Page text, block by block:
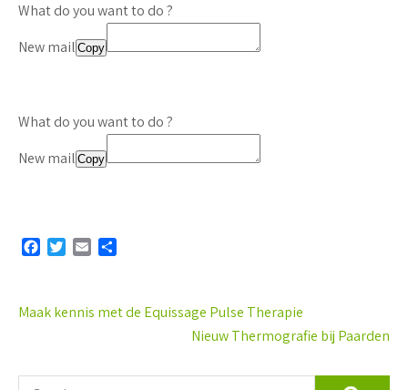
What do you want to do ?
New mail Copy
What do you want to do ?
New mail Copy
b
k
T
t
E
l
n
Bericht
Maak kennis met de Equissage Pulse Therapie
Nieuw Thermografie bij Paarden